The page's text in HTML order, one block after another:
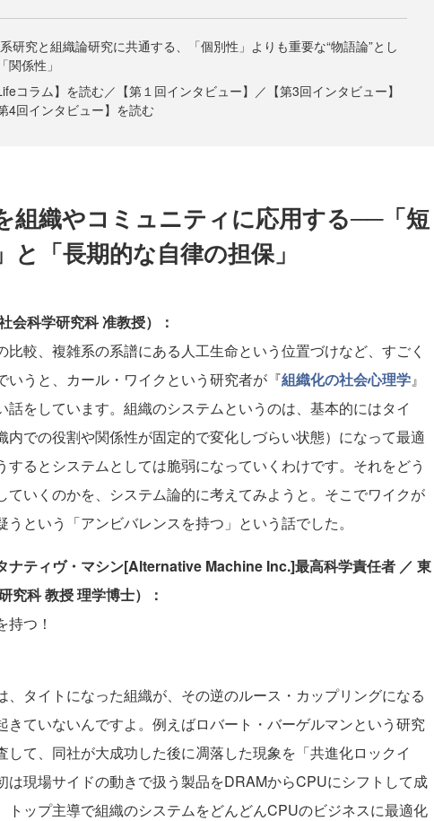
研究と組織論研究に共通する、「個別性」よりも重要な“物語論”とし
関係性」
コラム】を読む／【第１回インタビュー】／【第3回インタビュー】
4回インタビュー】を読む
組織やコミュニティに応用する──「短
と「長期的な自律の担保」
会科学研究科 准教授）：
較、複雑系の系譜にある人工生命という位置づけなど、すごく
いうと、カール・ワイクという研究者が『組織化の社会心理学』
話をしています。組織のシステムというのは、基本的にはタイ
内での役割や関係性が固定的で変化しづらい状態）になって最適
するとシステムとしては脆弱になっていくわけです。それをどう
ていくのかを、システム論的に考えてみようと。そこでワイクが
という「アンビバレンスを持つ」という話でした。
ナティヴ・マシン[Alternative Machine Inc.]最高科学責任者 ／ 東
究科 教授 理学博士）：
つ！
タイトになった組織が、その逆のルース・カップリングになる
きていないんですよ。例えばロバート・バーゲルマンという研究
して、同社が大成功した後に凋落した現象を「共進化ロックイ
は現場サイドの動きで扱う製品をDRAMからCPUにシフトして成
トップ主導で組織のシステムをどんどんCPUのビジネスに最適化